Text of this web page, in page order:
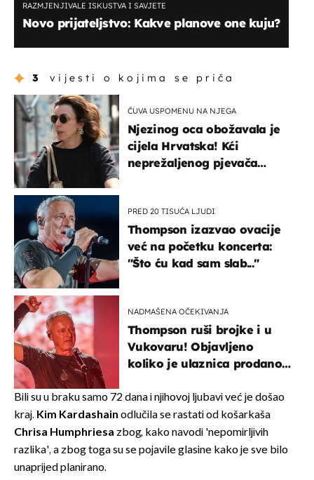
RAZMJENJIVALE ISKUSTVA I SAVJETE
Novo prijateljstvo: Kakve planove one kuju?
3 vijesti o kojima se priča
ČUVA USPOMENU NA NJEGA
Njezinog oca obožavala je
cijela Hrvatska! Kći
neprežaljenog pjevača
PRED 20 TISUĆA LJUDI
Thompson izazvao ovacije
već na početku koncerta:
"Što ću kad sam slab..."
NADMAŠENA OČEKIVANJA
Thompson ruši brojke i u
Vukovaru! Objavljeno
koliko je ulaznica prodano
Bili su u braku samo 72 dana i njihovoj ljubavi već je došao
kraj. Kim Kardashain odlučila se rastati od košarkaša
Chrisa Humphriesa zbog, kako navodi 'nepomirljivih
razlika', a zbog toga su se pojavile glasine kako je sve bilo
unaprijed planirano.